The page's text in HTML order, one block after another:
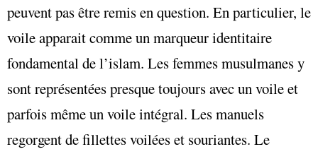
peuvent pas être remis en question. En particulier, le
voile apparait comme un marqueur identitaire
fondamental de l’islam. Les femmes musulmanes y
sont représentées presque toujours avec un voile et
parfois même un voile intégral. Les manuels
regorgent de fillettes voilées et souriantes. Le